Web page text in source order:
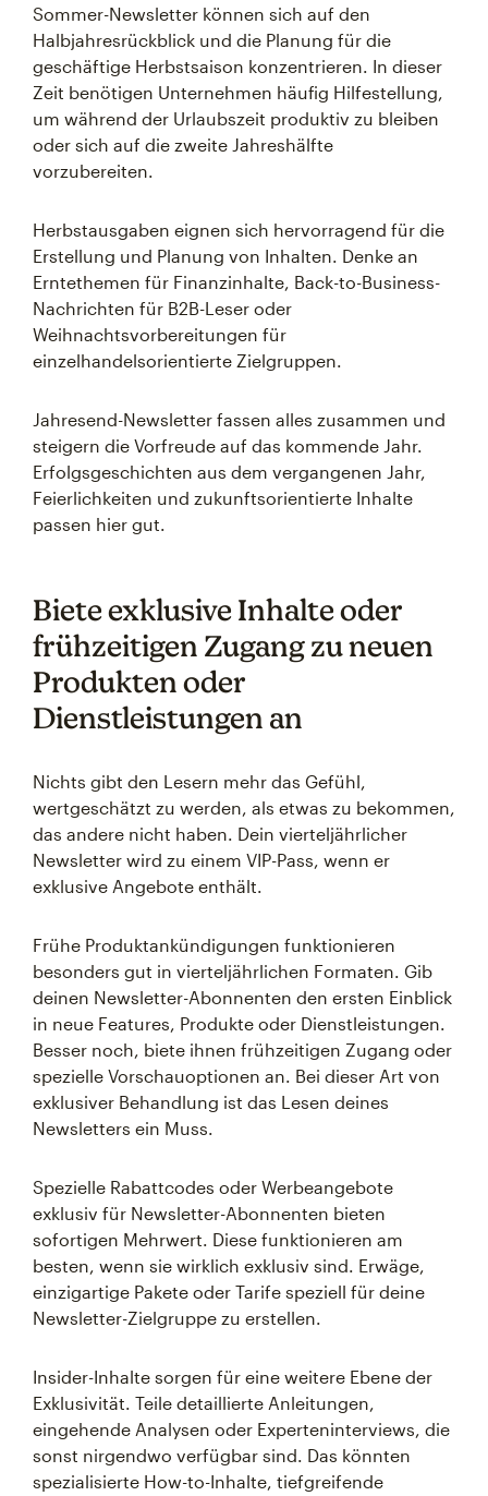
Sommer-Newsletter können sich auf den
Halbjahresrückblick und die Planung für die
geschäftige Herbstsaison konzentrieren. In dieser
Zeit benötigen Unternehmen häufig Hilfestellung,
um während der Urlaubszeit produktiv zu bleiben
oder sich auf die zweite Jahreshälfte
vorzubereiten.
Herbstausgaben eignen sich hervorragend für die
Erstellung und Planung von Inhalten. Denke an
Erntethemen für Finanzinhalte, Back-to-Business-
Nachrichten für B2B-Leser oder
Weihnachtsvorbereitungen für
einzelhandelsorientierte Zielgruppen.
Jahresend-Newsletter fassen alles zusammen und
steigern die Vorfreude auf das kommende Jahr.
Erfolgsgeschichten aus dem vergangenen Jahr,
Feierlichkeiten und zukunftsorientierte Inhalte
passen hier gut.
Biete exklusive Inhalte oder
frühzeitigen Zugang zu neuen
Produkten oder
Dienstleistungen an
Nichts gibt den Lesern mehr das Gefühl,
wertgeschätzt zu werden, als etwas zu bekommen,
das andere nicht haben. Dein vierteljährlicher
Newsletter wird zu einem VIP-Pass, wenn er
exklusive Angebote enthält.
Frühe Produktankündigungen funktionieren
besonders gut in vierteljährlichen Formaten. Gib
deinen Newsletter-Abonnenten den ersten Einblick
in neue Features, Produkte oder Dienstleistungen.
Besser noch, biete ihnen frühzeitigen Zugang oder
spezielle Vorschauoptionen an. Bei dieser Art von
exklusiver Behandlung ist das Lesen deines
Newsletters ein Muss.
Spezielle Rabattcodes oder Werbeangebote
exklusiv für Newsletter-Abonnenten bieten
sofortigen Mehrwert. Diese funktionieren am
besten, wenn sie wirklich exklusiv sind. Erwäge,
einzigartige Pakete oder Tarife speziell für deine
Newsletter-Zielgruppe zu erstellen.
Insider-Inhalte sorgen für eine weitere Ebene der
Exklusivität. Teile detaillierte Anleitungen,
eingehende Analysen oder Experteninterviews, die
sonst nirgendwo verfügbar sind. Das könnten
spezialisierte How-to-Inhalte, tiefgreifende